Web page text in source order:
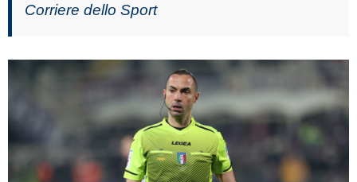
Corriere dello Sport